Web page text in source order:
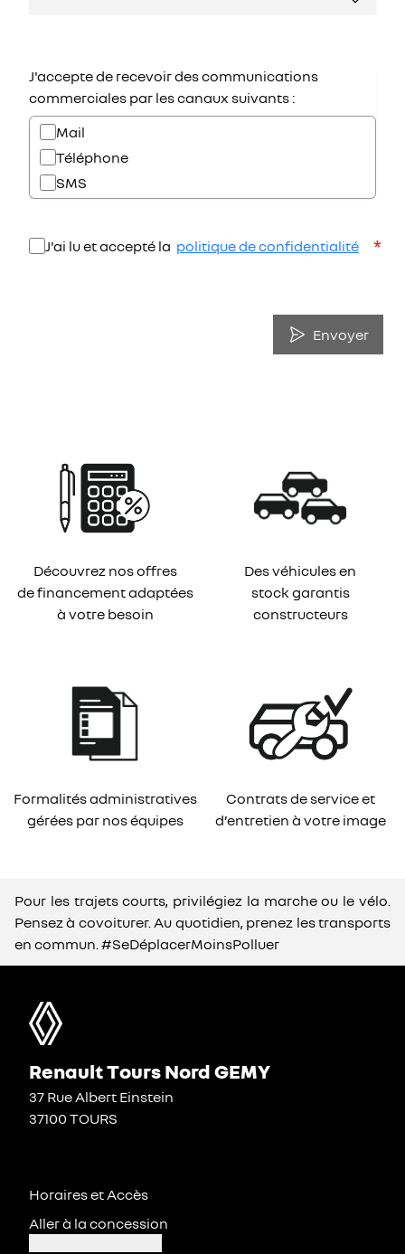
J'accepte de recevoir des communications
commerciales par les canaux suivants :
Mail
Téléphone
SMS
J'ai lu et accepté la politique de confidentialité *
Envoyer
Découvrez nos offres
de financement adaptées
à votre besoin
Des véhicules en
stock garantis
constructeurs
Formalités administratives
gérées par nos équipes
Contrats de service et
d’entretien à votre image
Pour les trajets courts, privilégiez la marche ou le vélo.
Pensez à covoiturer. Au quotidien, prenez les transports
en commun. #SeDéplacerMoinsPolluer
Renault Tours Nord GEMY
37 Rue Albert Einstein
37100 TOURS
Horaires et Accès
Aller à la concession